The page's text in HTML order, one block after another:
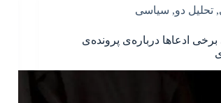
,تحلیل دو, سیاسی
ادعاها درباره‌ی پرونده‌ی